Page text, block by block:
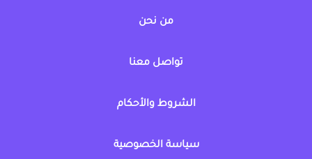
من نحن
تواصل معنا
الشروط والأحكام
سياسة الخصوصية